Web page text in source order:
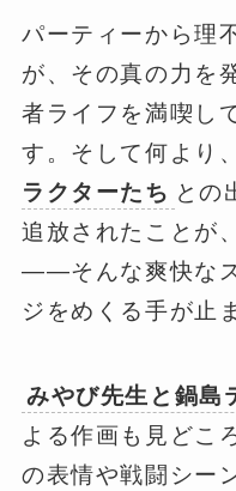
パーティーから理
が、その真の力を
者ライフを満喫し
す。そして何より、
ラクターたち との
追放されたことが
――そんな爽快な
ジをめくる手が止
みやび先生と鍋島
よる作画も見どこ
の表情や戦闘シー